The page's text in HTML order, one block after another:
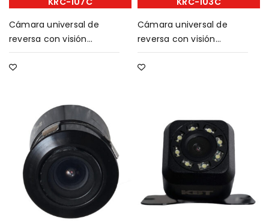
Cámara universal de
reversa con visión
nocturna infrarroja 13x11m
Cámara universal de
reversa con visión
nocturna infrarroja 15mm